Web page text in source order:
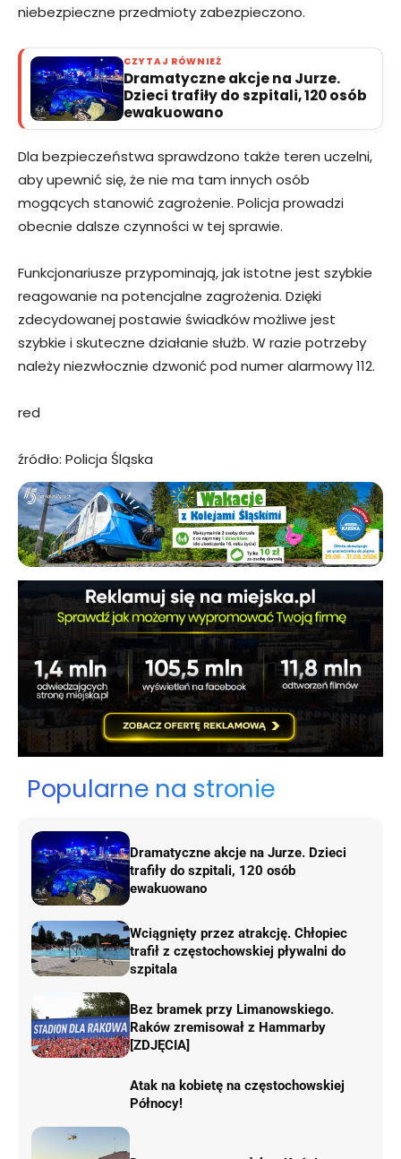
niebezpieczne przedmioty zabezpieczono.
CZYTAJ RÓWNIEŻ
Dramatyczne akcje na Jurze.
Dzieci trafiły do szpitali, 120 osób
ewakuowano
Dla bezpieczeństwa sprawdzono także teren uczelni,
aby upewnić się, że nie ma tam innych osób
mogących stanowić zagrożenie. Policja prowadzi
obecnie dalsze czynności w tej sprawie.
Funkcjonariusze przypominają, jak istotne jest szybkie
reagowanie na potencjalne zagrożenia. Dzięki
zdecydowanej postawie świadków możliwe jest
szybkie i skuteczne działanie służb. W razie potrzeby
należy niezwłocznie dzwonić pod numer alarmowy 112.
red
źródło: Policja Śląska
Popularne na stronie
Dramatyczne akcje na Jurze. Dzieci
trafiły do szpitali, 120 osób
ewakuowano
Wciągnięty przez atrakcję. Chłopiec
trafił z częstochowskiej pływalni do
szpitala
Bez bramek przy Limanowskiego.
Raków zremisował z Hammarby
[ZDJĘCIA]
Atak na kobietę na częstochowskiej
Północy!